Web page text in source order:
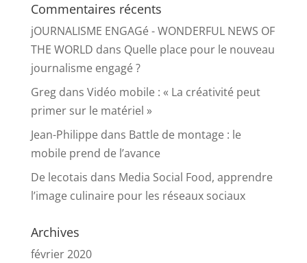
Commentaires récents
jOURNALISME ENGAGé - WONDERFUL NEWS OF
THE WORLD dans Quelle place pour le nouveau
journalisme engagé ?
Gregdans Vidéo mobile : « La créativité peut
primer sur le matériel »
Jean-Philippedans Battle de montage : le
mobile prend de l’avance
De lecotais dans Media Social Food, apprendre
l’image culinaire pour les réseaux sociaux
Archives
février 2020